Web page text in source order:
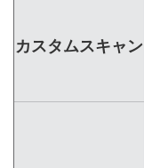
カスタムスキャン